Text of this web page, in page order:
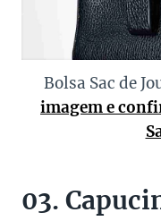
Bolsa Sac de
imagem e
03.